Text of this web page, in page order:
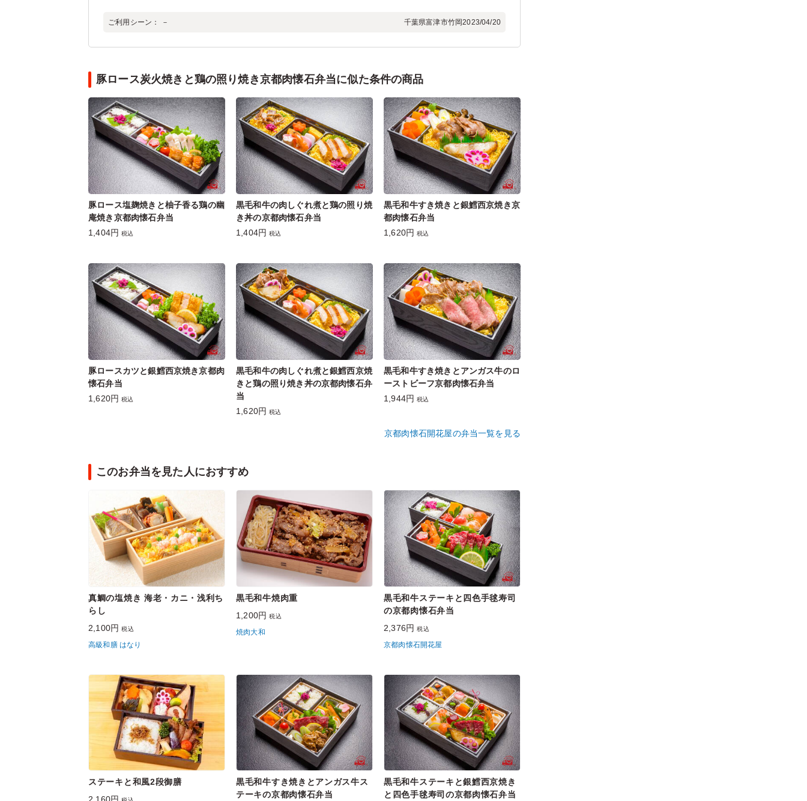
ご利用シーン： － 千葉県富津市竹岡2023/04/20
豚ロース炭火焼きと鶏の照り焼き京都肉懐石弁当に似た条件の商品
豚ロース塩麹焼きと柚子香る鶏の幽
庵焼き京都肉懐石弁当
1,404円 税込
黒毛和牛の肉しぐれ煮と鶏の照り焼
き丼の京都肉懐石弁当
1,404円 税込
黒毛和牛すき焼きと銀鱈西京焼き京
都肉懐石弁当
1,620円 税込
豚ロースカツと銀鱈西京焼き京都肉
懐石弁当
1,620円 税込
黒毛和牛の肉しぐれ煮と銀鱈西京焼
きと鶏の照り焼き丼の京都肉懐石弁
当
1,620円 税込
黒毛和牛すき焼きとアンガス牛のロ
ーストビーフ京都肉懐石弁当
1,944円 税込
京都肉懐石開花屋の弁当一覧を見る
このお弁当を見た人におすすめ
真鯛の塩焼き 海老・カニ・浅利ち
らし
2,100円税込
高級和膳 はなり
黒毛和牛焼肉重
1,200円税込
焼肉大和
黒毛和牛ステーキと四色手毬寿司
の京都肉懐石弁当
2,376円税込
京都肉懐石開花屋
ステーキと和風2段御膳
黒毛和牛すき焼きとアンガス牛ス
テーキの京都肉懐石弁当
黒毛和牛ステーキと銀鱈西京焼き
と四色手毬寿司の京都肉懐石弁当